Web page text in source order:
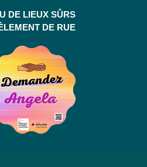
DE LIEUX SÛRS
DE RUE